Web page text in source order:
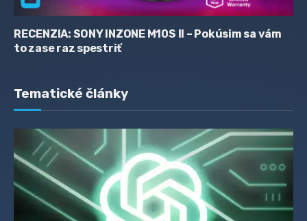
RECENZIA: SONY INZONE M10S II – Pokúsim sa vám
to zase raz spestriť
Tematické články